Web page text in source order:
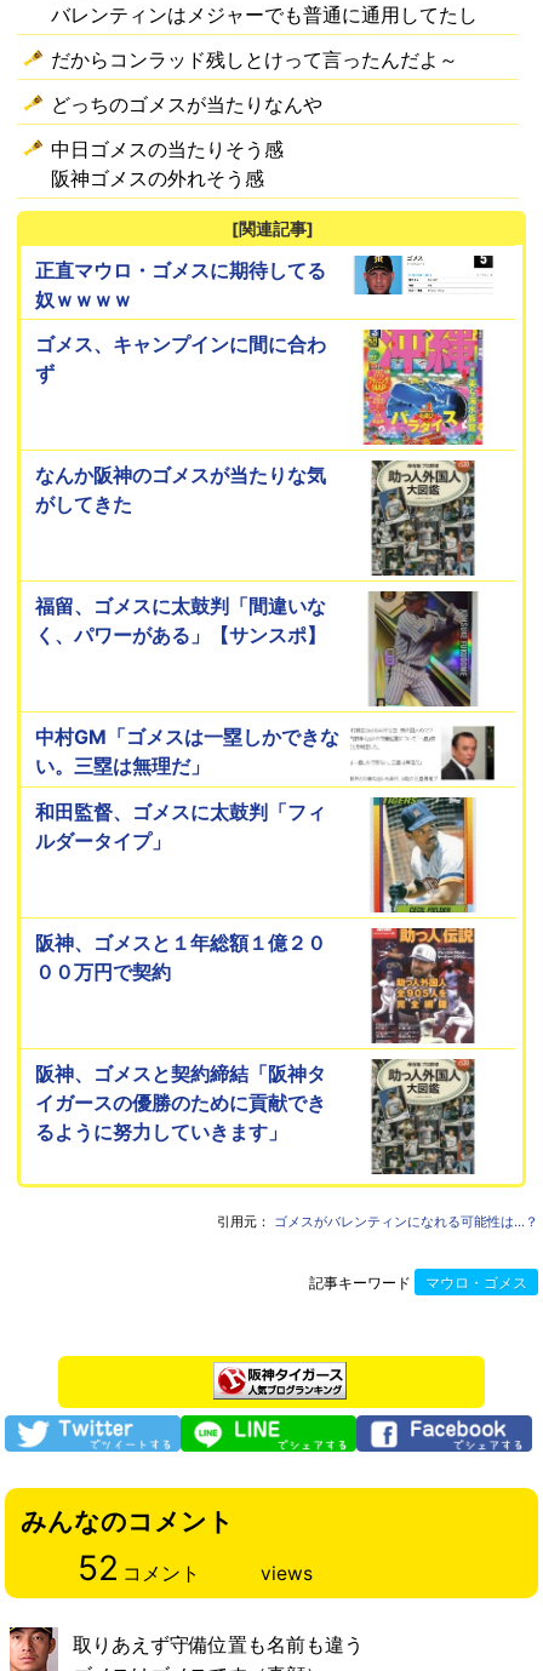
バレンティンはメジャーでも普通に通用してたし
だからコンラッド残しとけって言ったんだよ～
どっちのゴメスが当たりなんや
中日ゴメスの当たりそう感
阪神ゴメスの外れそう感
[関連記事]
正直マウロ・ゴメスに期待してる
奴ｗｗｗｗ
ゴメス、キャンプインに間に合わ
ず
なんか阪神のゴメスが当たりな気
がしてきた
福留、ゴメスに太鼓判「間違いな
く、パワーがある」【サンスポ】
中村GM「ゴメスは一塁しかできな
い。三塁は無理だ」
和田監督、ゴメスに太鼓判「フィ
ルダータイプ」
阪神、ゴメスと１年総額１億２０
００万円で契約
阪神、ゴメスと契約締結「阪神タ
イガースの優勝のために貢献でき
るように努力していきます」
引用元： ゴメスがバレンティンになれる可能性は…？
記事キーワード マウロ・ゴメス
みんなのコメント
52 コメント views
取りあえず守備位置も名前も違う